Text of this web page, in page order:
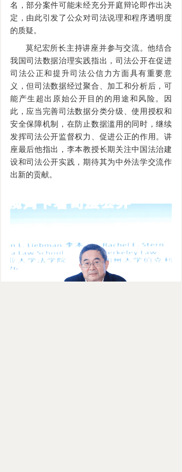
名，部分案件可能未经充分开庭辩论即作出决
定，由此引发了公众对司法说理和程序透明度
的质疑。
莫纪宏所长主持讲座并参与交流。他结合
我国司法数据治理实践指出，司法公开在促进
司法公正和提升司法公信力方面具有重要意
义，但司法数据经过聚合、加工和分析后，可
能产生超出原始公开目的的用途和风险。因
此，应当完善司法数据分类分级、使用授权和
安全保障机制，在防止数据滥用的同时，继续
发挥司法公开监督权力、促进公正的作用。讲
座最后他指出，李本教授长期关注中国法治建
设和司法公开实践，期待其为中外法学交流作
出新的贡献。